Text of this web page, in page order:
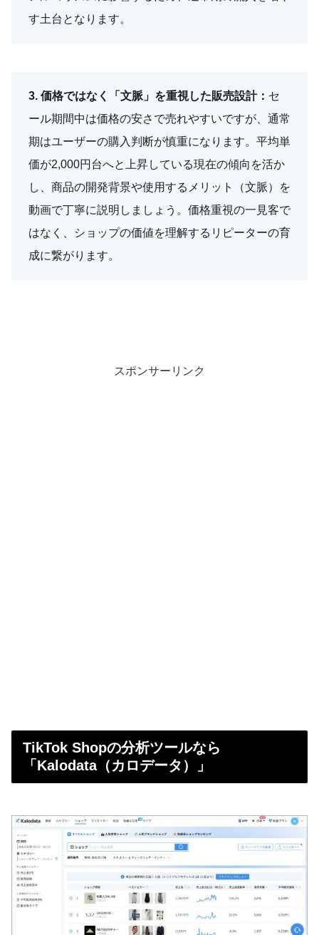
す土台となります。
3. 価格ではなく「文脈」を重視した販売設計： セ
ール期間中は価格の安さで売れやすいですが、通常
期はユーザーの購入判断が慎重になります。平均単
価が2,000円台へと上昇している現在の傾向を活か
し、商品の開発背景や使用するメリット（文脈）を
動画で丁寧に説明しましょう。価格重視の一見客で
はなく、ショップの価値を理解するリピーターの育
成に繋がります。
スポンサーリンク
TikTok Shopの分析ツールなら
「Kalodata（カロデータ）」